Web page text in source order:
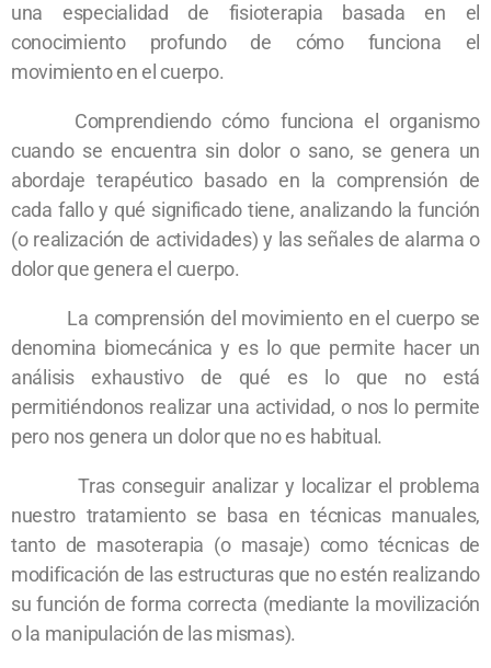
una especialidad de fisioterapia basada en el
conocimiento profundo de cómo funciona el
movimiento en el cuerpo.
Comprendiendo cómo funciona el organismo
cuando se encuentra sin dolor o sano, se genera un
abordaje terapéutico basado en la comprensión de
cada fallo y qué significado tiene, analizando la función
(o realización de actividades) y las señales de alarma o
dolor que genera el cuerpo.
La comprensión del movimiento en el cuerpo se
denomina biomecánica y es lo que permite hacer un
análisis exhaustivo de qué es lo que no está
permitiéndonos realizar una actividad, o nos lo permite
pero nos genera un dolor que no es habitual.
Tras conseguir analizar y localizar el problema
nuestro tratamiento se basa en técnicas manuales,
tanto de masoterapia (o masaje) como técnicas de
modificación de las estructuras que no estén realizando
su función de forma correcta (mediante la movilización
o la manipulación de las mismas).